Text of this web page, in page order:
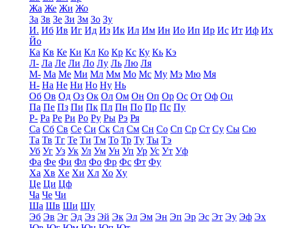
Жа Же Жи Жо
За Зв Зе Зи Зм Зо Зу
И. Иб Ив Иг Ид Из Ик Ил Им Ин Ио Ип Ир Ис Ит Иф Их
Йо
Ка Кв Ке Ки Кл Ко Кр Кс Ку Кь Кэ
Л- Ла Ле Ли Ло Лу Ль Лю Ля
М- Ма Ме Ми Мл Мм Мо Мс Му Мэ Мю Мя
Н- На Не Ни Но Ну Нь
Об Ов Од Оз Ок Ол Ом Он Оп Ор Ос От Оф Оц
Па Пе Пз Пи Пк Пл Пн По Пр Пс Пу
Р- Ра Ре Ри Ро Ру Ры Рэ Ря
Са Сб Св Се Си Ск Сл См Сн Со Сп Ср Ст Су Сы Сю
Та Тв Тг Те Ти Тм То Тр Ту Ты Тэ
Уб Уг Уз Ук Ул Ум Ун Уп Ур Ус Ут Уф
Фа Фе Фи Фл Фо Фр Фс Фт Фу
Ха Хв Хе Хи Хл Хо Ху
Це Ци Цф
Ча Че Чи
Ша Шв Ши Шу
Эб Эв Эг Эд Эз Эй Эк Эл Эм Эн Эп Эр Эс Эт Эу Эф Эх